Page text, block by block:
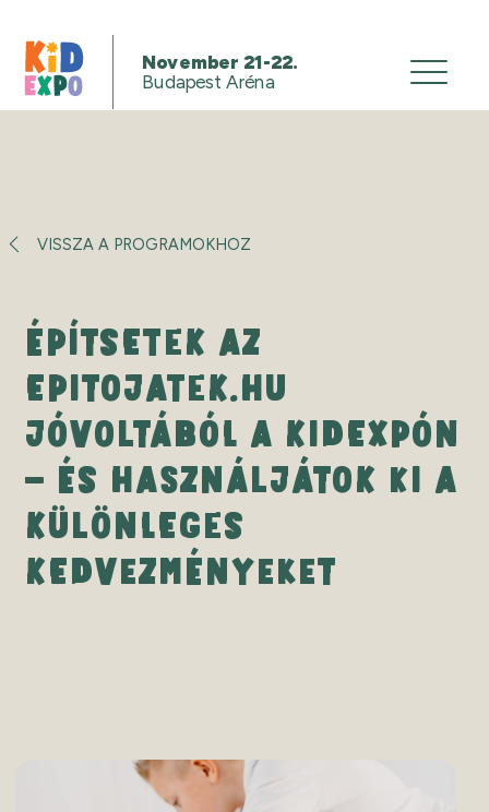
November 21-22.
Budapest Aréna
VISSZA A PROGRAMOKHOZ
ÉPÍTSETEK AZ
EPITOJATEK.HU
JÓVOLTÁBÓL A KIDEXPÓN
– ÉS HASZNÁLJÁTOK KI A
KÜLÖNLEGES
KEDVEZMÉNYEKET